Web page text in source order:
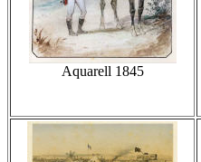
Aquarell 1845